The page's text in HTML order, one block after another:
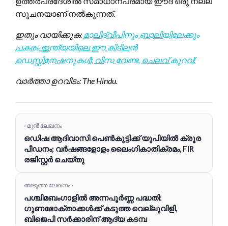
സൂചനയാണ് നൽകുന്നത്.
ഇതും വായിക്കുക: മാലിദ്വീപിനും ബാലിയിലേക്കും
പകരം ഇന്ത്യയിലെ ഈ കിടിലൻ
ഡെസ്റ്റിനേഷനുകൾ; വിസ വേണ്ട, ചെലവ് കുറവ്!
വാർത്താ ഉറവിടം: The Hindu.
‹ മുൻ ലേഖനം
ഒഡിഷ ആദിവാസി പെൺകുട്ടിക്ക് യുപിയിൽ ക്രൂര
പീഡനം; വർഷങ്ങളോളം ലൈംഗികാതിക്രമം, FIR
രജിസ്റ്റർ ചെയ്തു
അടുത്ത ലേഖനം ›
പശ്ചിമബംഗാളിൽ അന്നപൂർണ്ണ പദ്ധതി:
ഗുണഭോക്താക്കൾക്ക് കടുത്ത വെല്ലുവിളി,
ബിജെപി സർക്കാരിന് ആദ്യ കടമ്പ